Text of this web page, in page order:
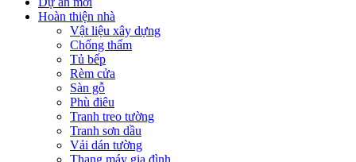
Hoàn thiện nhà
Vật liệu xây dựng
Chống thấm
Tủ bếp
Rèm cửa
Sàn gỗ
Phù điêu
Tranh treo tường
Tranh sơn dầu
Vải dán tường
Thang máy gia đình